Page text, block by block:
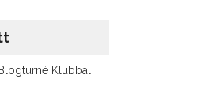
Klubbal